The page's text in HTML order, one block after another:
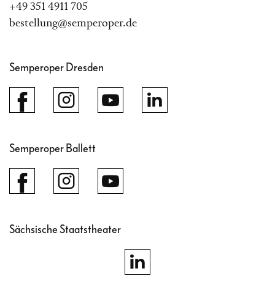
+49 351 4911 705
bestellung@semperoper.de
Semperoper Dresden
Semperoper Ballett
Sächsische Staatstheater